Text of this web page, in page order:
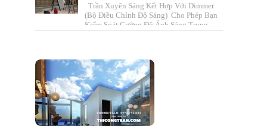
Trần Xuyên Sáng Kết Hợp Với Dimmer
(bộ Điều Chỉnh Độ Sáng) Cho Phép Bạn
Kiểm Soát Cường Độ Ánh Sáng Trong
Không Gian . Hệ Thống Này Bao ...